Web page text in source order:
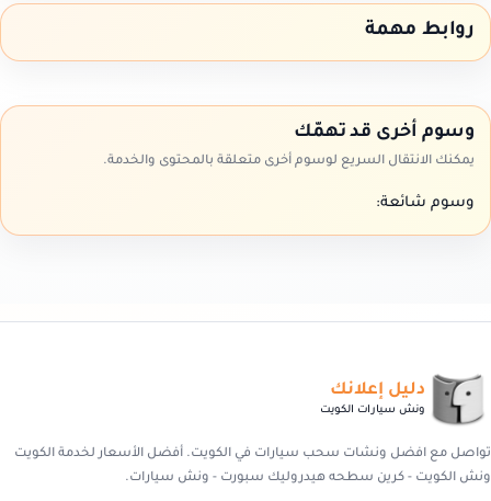
روابط مهمة
وسوم أخرى قد تهمّك
يمكنك الانتقال السريع لوسوم أخرى متعلقة بالمحتوى والخدمة.
وسوم شائعة:
دليل إعلانك
ونش سيارات الكويت
تواصل مع افضل ونشات سحب سيارات في الكويت. أفضل الأسعار لخدمة الكويت
ونش الكويت - كرين سطحه هيدروليك سبورت - ونش سيارات.